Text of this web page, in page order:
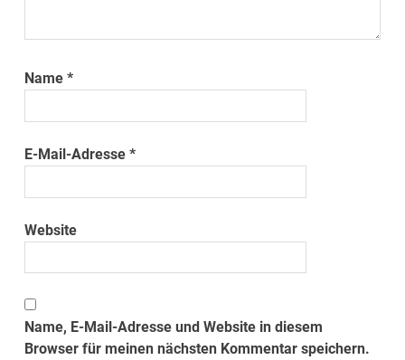
Name*
E-Mail-Adresse*
Website
Name, E-Mail-Adresse und Website in diesem
Browser für meinen nächsten Kommentar speichern.